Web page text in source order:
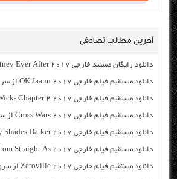
آخرین مطالب تصادفی
دانلود رایگان مسنتد خارجی Britney Ever After 2017 با لینک مستقیم
دانلود مستقیم فیلم خارجی OK Jaanu 2017 از سرور سایت
دانلود مستقیم فیلم خارجی John Wick: Chapter 2 2017 از سرور سایت
دانلود مستقیم فیلم خارجی Cross Wars 2017 از سرور سایت
دانلود مستقیم فیلم خارجی Fifty Shades Darker 2017 از سرور سایت
دانلود مستقیم فیلم خارجی From Straight As 2017 از سرور سایت
دانلود مستقیم فیلم خارجی Zeroville 2017 از سرور سایت